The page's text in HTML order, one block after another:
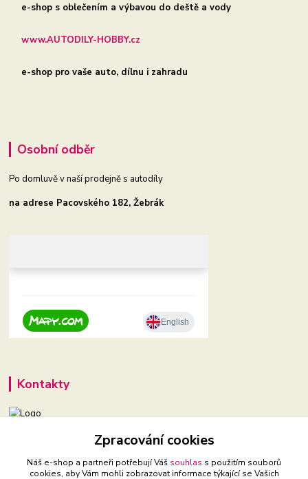
e-shop s oblečením a výbavou do deště a vody
www.AUTODILY-HOBBY.cz
e-shop pro vaše auto, dílnu i zahradu
Osobní odběr
Po domluvě v naší prodejně s autodíly
na adrese Pacovského 182, Žebrák
Kontakty
+420 604 921 321Zpracování cookies
Náš e-shop a partneři potřebují Váš souhlas s použitím souborů
cookies, aby Vám mohli zobrazovat informace týkající se Vašich